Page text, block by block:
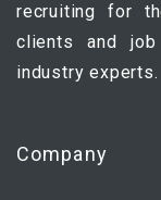
recruiting for
clients and
industry experts.
Company